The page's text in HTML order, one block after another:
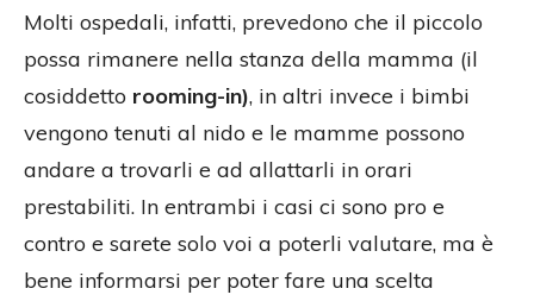
Molti ospedali, infatti, prevedono che il piccolo
possa rimanere nella stanza della mamma (il
cosiddetto rooming-in), in altri invece i bimbi
vengono tenuti al nido e le mamme possono
andare a trovarli e ad allattarli in orari
prestabiliti. In entrambi i casi ci sono pro e
contro e sarete solo voi a poterli valutare, ma è
bene informarsi per poter fare una scelta